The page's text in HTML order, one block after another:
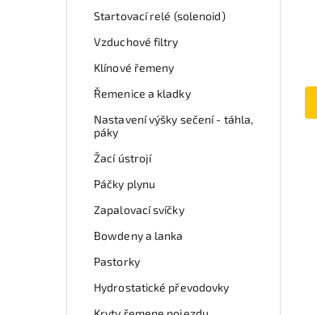
Startovací relé (solenoid)
Vzduchové filtry
Klínové řemeny
Řemenice a kladky
Nastavení výšky sečení - táhla,
páky
Žací ústrojí
Páčky plynu
Zapalovací svíčky
Bowdeny a lanka
Pastorky
Hydrostatické převodovky